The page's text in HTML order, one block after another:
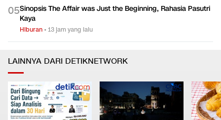
05Sinopsis The Affair was Just the Beginning, Rahasia Pasutri
Kaya
Hiburan •13 jam yang lalu
LAINNYA DARI DETIKNETWORK